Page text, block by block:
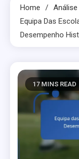
Home
Equipa Das
Desempenho
17 MINS READ